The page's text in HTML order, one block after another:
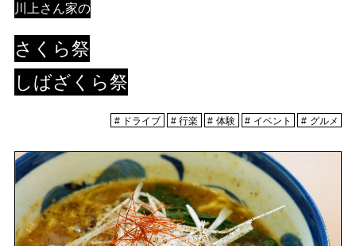
川上さん家の
さくら祭
しばざくら祭
ドライブ 行楽 体験 イベント グルメ